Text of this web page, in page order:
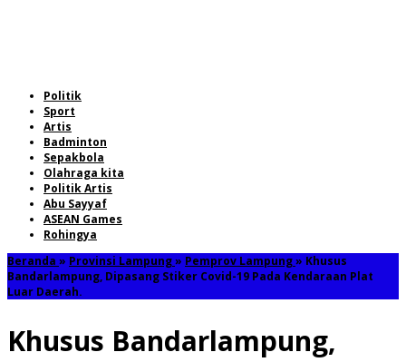
Politik
Sport
Artis
Badminton
Sepakbola
Olahraga kita
Politik Artis
Abu Sayyaf
ASEAN Games
Rohingya
Beranda » Provinsi Lampung» Pemprov Lampung» Khusus
Bandarlampung, Dipasang Stiker Covid-19 Pada Kendaraan Plat
Luar Daerah.
Khusus Bandarlampung,